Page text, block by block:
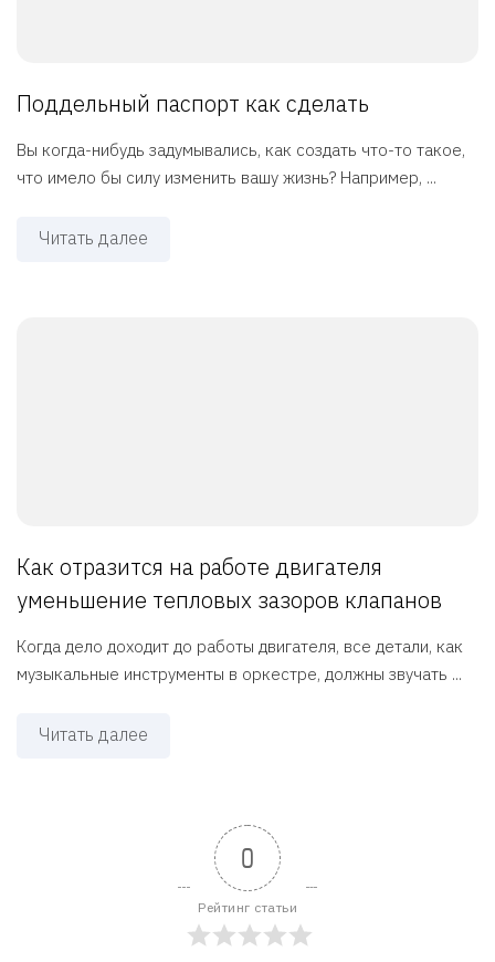
Поддельный паспорт как сделать
Вы когда-нибудь задумывались, как создать что-то такое,
что имело бы силу изменить вашу жизнь? Например, ...
Читать далее
Как отразится на работе двигателя
уменьшение тепловых зазоров клапанов
Когда дело доходит до работы двигателя, все детали, как
музыкальные инструменты в оркестре, должны звучать ...
Читать далее
0
Рейтинг статьи